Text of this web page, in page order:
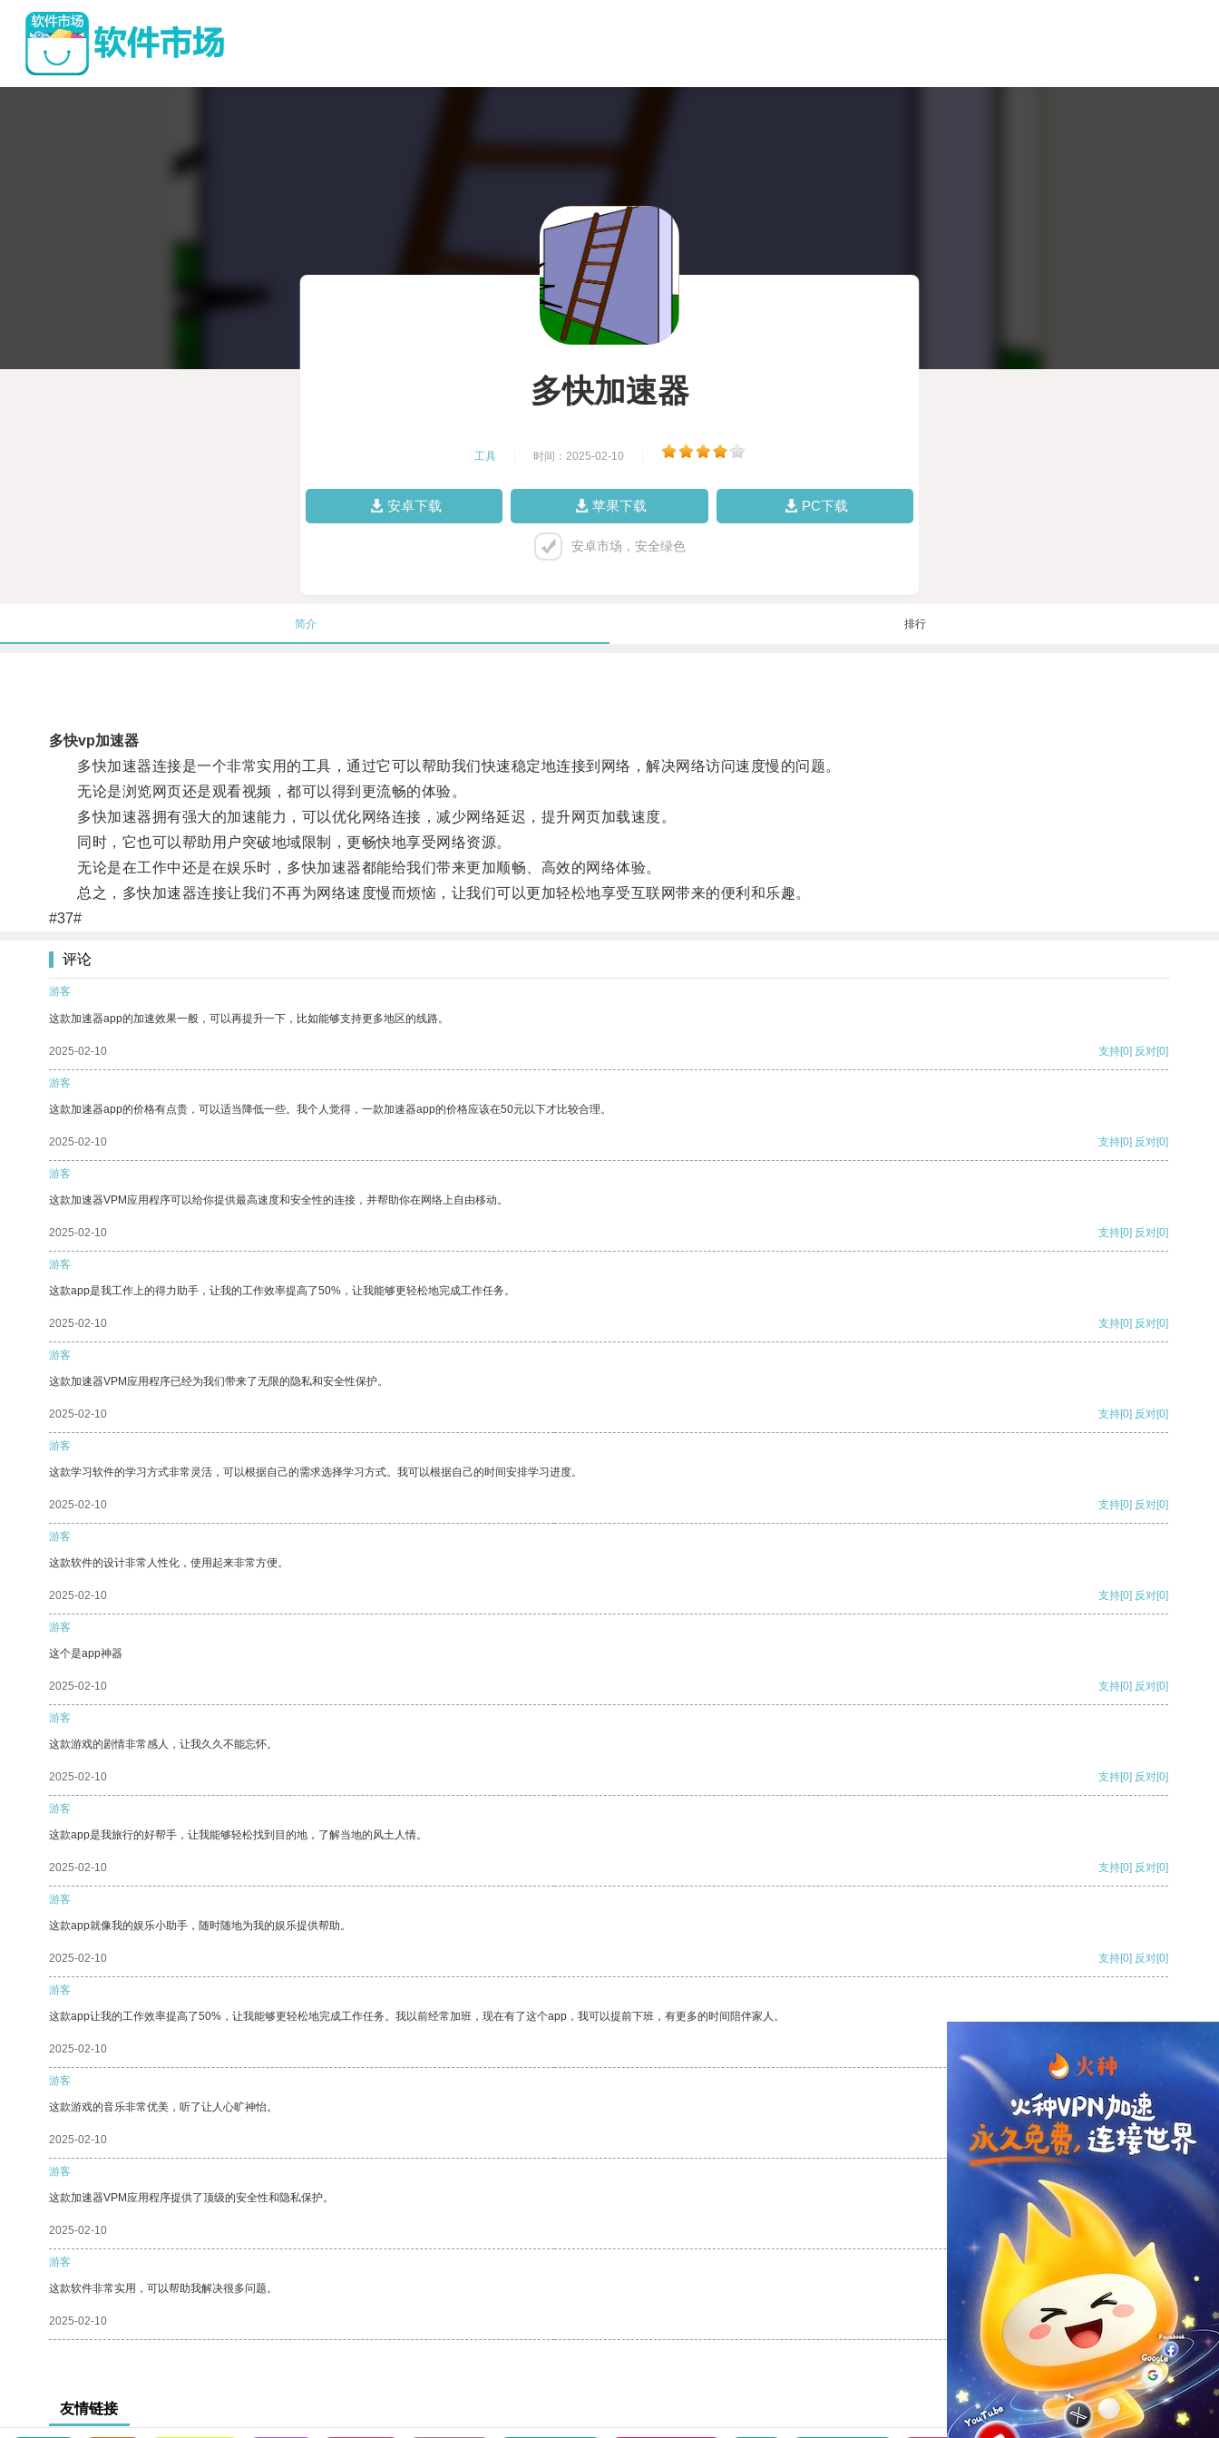
多快加速器
工具 时间：2025-02-10
安卓下载 苹果下载 PC下载
安卓市场，安全绿色
简介 排行
多快vp加速器
多快加速器连接是一个非常实用的工具，通过它可以帮助我们快速稳定地连接到网络，解决网络访问速度慢的问题。
无论是浏览网页还是观看视频，都可以得到更流畅的体验。
多快加速器拥有强大的加速能力，可以优化网络连接，减少网络延迟，提升网页加载速度。
同时，它也可以帮助用户突破地域限制，更畅快地享受网络资源。
无论是在工作中还是在娱乐时，多快加速器都能给我们带来更加顺畅、高效的网络体验。
总之，多快加速器连接让我们不再为网络速度慢而烦恼，让我们可以更加轻松地享受互联网带来的便利和乐趣。
#37#
评论
游客
这款加速器app的加速效果一般，可以再提升一下，比如能够支持更多地区的线路。
2025-02-10 支持[0] 反对[0]
游客
这款加速器app的价格有点贵，可以适当降低一些。我个人觉得，一款加速器app的价格应该在50元以下才比较合理。
2025-02-10 支持[0] 反对[0]
游客
这款加速器VPM应用程序可以给你提供最高速度和安全性的连接，并帮助你在网络上自由移动。
2025-02-10 支持[0] 反对[0]
游客
这款app是我工作上的得力助手，让我的工作效率提高了50%，让我能够更轻松地完成工作任务。
2025-02-10 支持[0] 反对[0]
游客
这款加速器VPM应用程序已经为我们带来了无限的隐私和安全性保护。
2025-02-10 支持[0] 反对[0]
游客
这款学习软件的学习方式非常灵活，可以根据自己的需求选择学习方式。我可以根据自己的时间安排学习进度。
2025-02-10 支持[0] 反对[0]
游客
这款软件的设计非常人性化，使用起来非常方便。
2025-02-10 支持[0] 反对[0]
游客
这个是app神器
2025-02-10 支持[0] 反对[0]
游客
这款游戏的剧情非常感人，让我久久不能忘怀。
2025-02-10 支持[0] 反对[0]
游客
这款app是我旅行的好帮手，让我能够轻松找到目的地，了解当地的风土人情。
2025-02-10 支持[0] 反对[0]
游客
这款app就像我的娱乐小助手，随时随地为我的娱乐提供帮助。
2025-02-10 支持[0] 反对[0]
游客
这款app让我的工作效率提高了50%，让我能够更轻松地完成工作任务。我以前经常加班，现在有了这个app，我可以提前下班，有更多的时间陪伴家人。
2025-02-10
游客
这款游戏的音乐非常优美，听了让人心旷神怡。
2025-02-10 支持 [0] 反对[0]
游客
这款加速器VPM应用程序提供了顶级的安全性和隐私保护。
2025-02-10 支持[0] 反对
游客
这款软件非常实用，可以帮助我解决很多问题。
2025-02-10 支持[0] 反对[0]
友情链接